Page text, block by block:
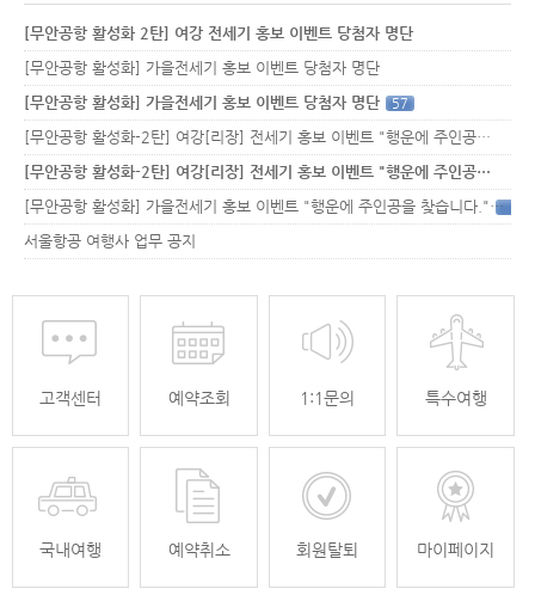
[무안공항 활성화 2탄] 여강 전세기 홍보 이벤트 당첨자 명단
[무안공항 활성화] 가을전세기 홍보 이벤트 당첨자 명단
[무안공항 활성화] 가을전세기 홍보 이벤트 당첨자 명단
57
[무안공항 활성화-2탄] 여강[리장] 전세기 홍보 이벤트 "행운에 주인공…
[무안공항 활성화-2탄] 여강[리장] 전세기 홍보 이벤트 "행운에 주인공…
[무안공항 활성화] 가을전세기 홍보 이벤트 "행운에 주인공을 찾습니다."33
서울항공 여행사 업무 공지
고객센터 예약조회 1:1문의 특수여행
국내여행 예약취소 회원탈퇴 마이페이지